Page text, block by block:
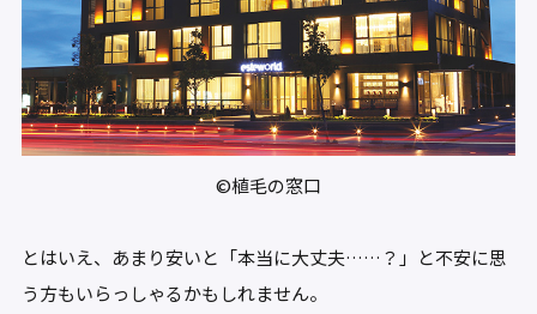
©植毛の窓口
とはいえ、あまり安いと「本当に大丈夫……？」と不安に思
う方もいらっしゃるかもしれません。